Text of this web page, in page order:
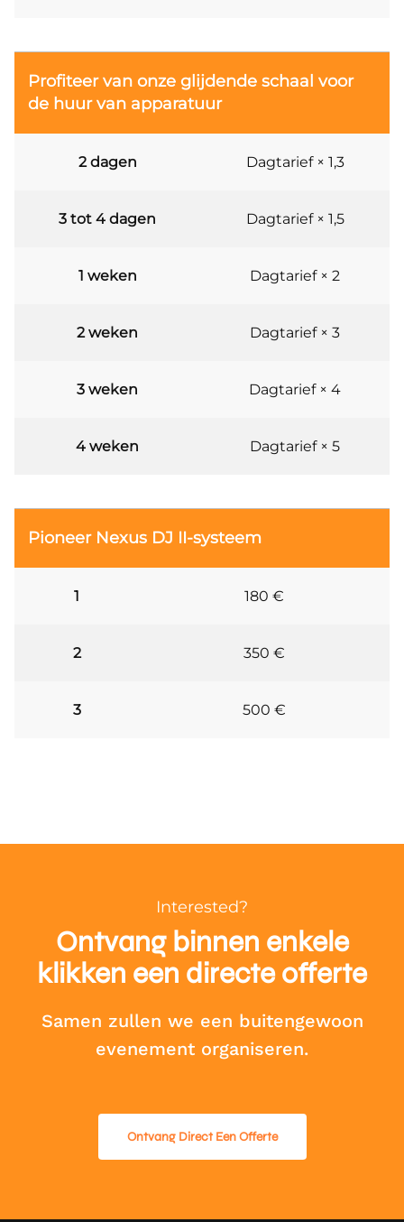
Profiteer van onze glijdende schaal voor
de huur van apparatuur
2 dagen Dagtarief × 1,3
3 tot 4 dagen Dagtarief × 1,5
1 weken Dagtarief × 2
2 weken Dagtarief × 3
3 weken Dagtarief × 4
4 weken Dagtarief × 5
Pioneer Nexus DJ II-systeem
1 180 €
2 350 €
3 500 €
Interested?
Ontvang binnen enkele
klikken een directe offerte
Samen zullen we een buitengewoon
evenement organiseren.
Ontvang Direct Een Offerte